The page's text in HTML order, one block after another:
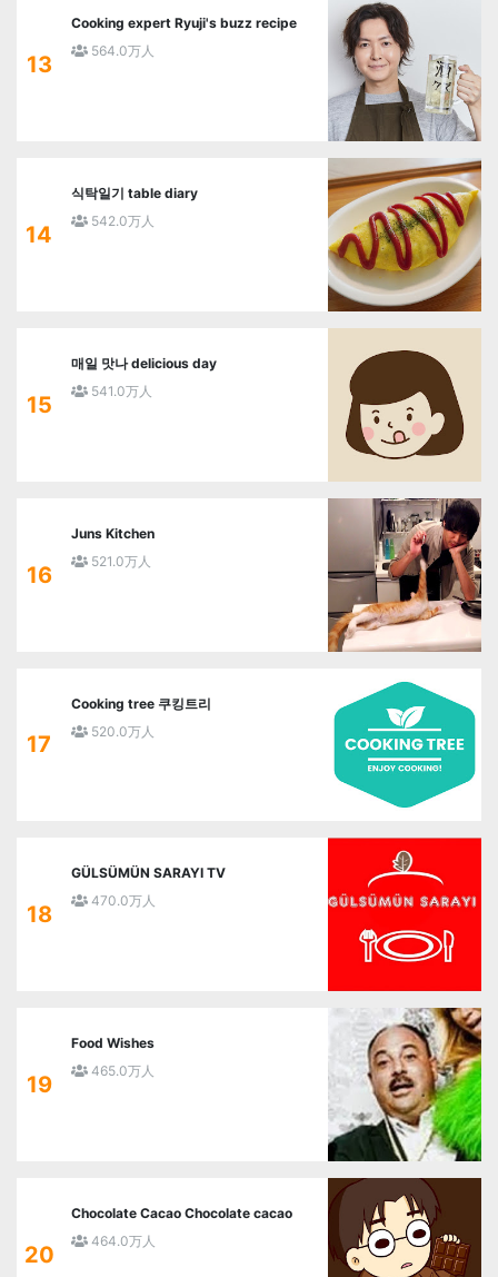
13
Cooking expert Ryuji's buzz recipe
564.0万人
14
식탁일기 table diary
542.0万人
15
매일 맛나 delicious day
541.0万人
16
Juns Kitchen
521.0万人
17
Cooking tree 쿠킹트리
520.0万人
18
GÜLSÜMÜN SARAYI TV
470.0万人
19
Food Wishes
465.0万人
20
Chocolate Cacao Chocolate cacao
464.0万人